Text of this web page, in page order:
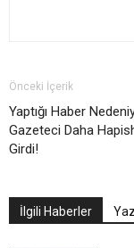
Önceki İçerik
Yaptığı Haber
Gazeteci Daha
Girdi!
İlgili Haberler